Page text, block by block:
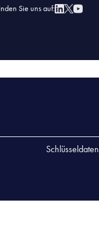
Sie uns auf:
Schlüsseldaten